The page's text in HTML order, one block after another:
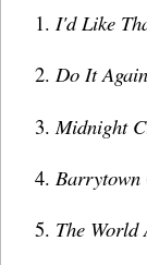
I'd Like
Do It Again
Midnight
Barrytown
The